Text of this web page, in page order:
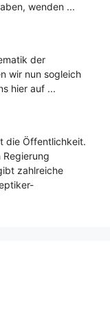
wenden ...
der
wir nun sogleich
hier auf ...
die Öffentlichkeit.
Regierung
zahlreiche